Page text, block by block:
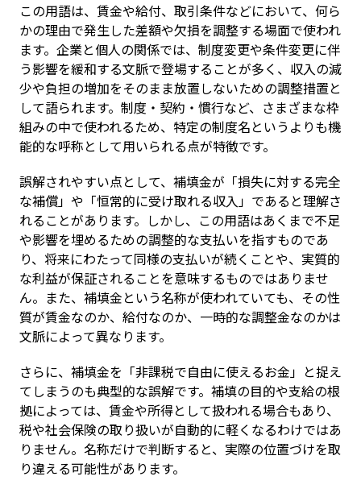
この用語は、賃金や給付、取引条件などにおいて、何ら
かの理由で発生した差額や欠損を調整する場面で使われ
ます。企業と個人の関係では、制度変更や条件変更に伴
う影響を緩和する文脈で登場することが多く、収入の減
少や負担の増加をそのまま放置しないための調整措置と
して語られます。制度・契約・慣行など、さまざまな枠
組みの中で使われるため、特定の制度名というよりも機
能的な呼称として用いられる点が特徴です。
誤解されやすい点として、補填金が「損失に対する完全
な補償」や「恒常的に受け取れる収入」であると理解さ
れることがあります。しかし、この用語はあくまで不足
や影響を埋めるための調整的な支払いを指すものであ
り、将来にわたって同様の支払いが続くことや、実質的
な利益が保証されることを意味するものではありませ
ん。また、補填金という名称が使われていても、その性
質が賃金なのか、給付なのか、一時的な調整金なのかは
文脈によって異なります。
さらに、補填金を「非課税で自由に使えるお金」と捉え
てしまうのも典型的な誤解です。補填の目的や支給の根
拠によっては、賃金や所得として扱われる場合もあり、
税や社会保険の取り扱いが自動的に軽くなるわけではあ
りません。名称だけで判断すると、実際の位置づけを取
り違える可能性があります。